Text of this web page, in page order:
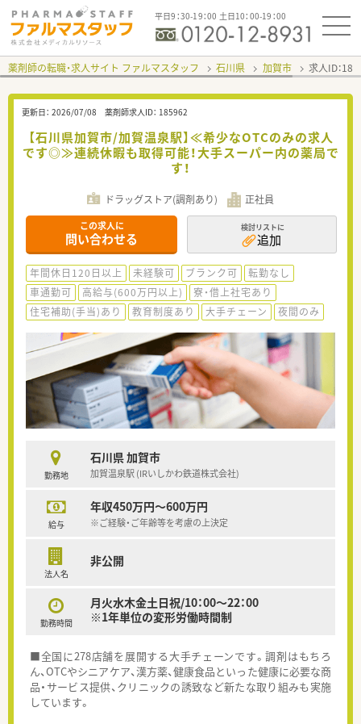
平日9：30-19：00 土日10：00-19：00
薬剤師の転職・求人サイト ファルマスタッフ 石川県 加賀市 求人ID：
更新日： 2026/07/08 薬剤師求人ID： 185962
【石川県加賀市/加賀温泉駅】≪希少なOTCのみの求人
です◎≫連続休暇も取得可能！大手スーパー内の薬局で
す！
ドラッグストア(調剤あり) 正社員
この求人に
問い合わせる
検討リストに
追加
年間休日120日以上 未経験可 ブランク可
転勤なし
車通勤可
高給与(600万円以上)
寮・借上社宅あり
住宅補助(手当)あり
教育制度あり 大手チェーン 夜間のみ
勤務地
石川県 加賀市
加賀温泉駅 (IRいしかわ鉄道株式会社)
給与
年収450万円～600万円
※ご経験・ご年齢等を考慮の上決定
法人名
非公開
勤務時間
月火水木金土日祝/10：00～22：00
※1年単位の変形労働時間制
■全国に278店舗を展開する大手チェーンです。調剤はもちろ
ん、OTCやシニアケア、漢方薬、健康食品といった健康に必要な商
品・サービス提供、クリニックの誘致など新たな取り組みも実施
しています。